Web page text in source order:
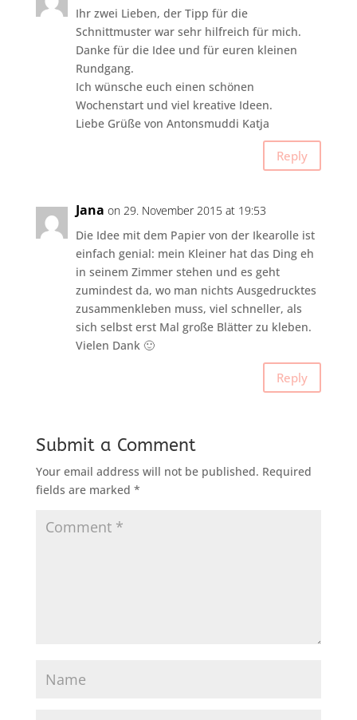
Ihr zwei Lieben, der Tipp für die
Schnittmuster war sehr hilfreich für mich.
Danke für die Idee und für euren kleinen
Rundgang.
Ich wünsche euch einen schönen
Wochenstart und viel kreative Ideen.
Liebe Grüße von Antonsmuddi Katja
Reply
Jana on 29. November 2015 at 19:53
Die Idee mit dem Papier von der Ikearolle ist
einfach genial: mein Kleiner hat das Ding eh
in seinem Zimmer stehen und es geht
zumindest da, wo man nichts Ausgedrucktes
zusammenkleben muss, viel schneller, als
sich selbst erst Mal große Blätter zu kleben.
Vielen Dank 🙂
Reply
Submit a Comment
Your email address will not be published. Required
fields are marked *